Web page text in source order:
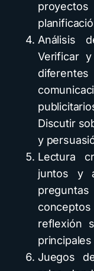
Análisis
Verificar
Discutir
y
Lectura
juntos y
reflexión
Juegos